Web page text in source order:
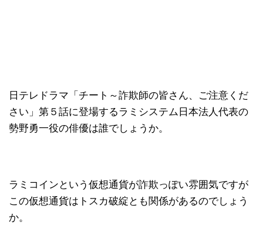
日テレドラマ「チート～詐欺師の皆さん、ご注意くだ
さい」第５話に登場するラミシステム日本法人代表の
勢野勇一役の俳優は誰でしょうか。
ラミコインという仮想通貨が詐欺っぽい雰囲気ですが
この仮想通貨はトスカ破綻とも関係があるのでしょう
か。